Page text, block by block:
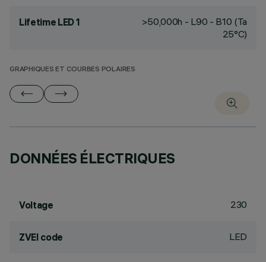
Lifetime LED 1
>50,000h - L90 - B10 (Ta
25°C)
GRAPHIQUES ET COURBES POLAIRES
DONNÉES ÉLECTRIQUES
Voltage 230
ZVEI code LED